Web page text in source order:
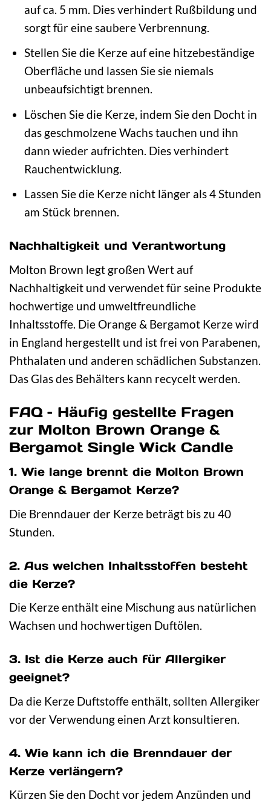
auf ca. 5 mm. Dies verhindert Rußbildung und
sorgt für eine saubere Verbrennung.
Stellen Sie die Kerze auf eine hitzebeständige
Oberfläche und lassen Sie sie niemals
unbeaufsichtigt brennen.
Löschen Sie die Kerze, indem Sie den Docht in
das geschmolzene Wachs tauchen und ihn
dann wieder aufrichten. Dies verhindert
Rauchentwicklung.
Lassen Sie die Kerze nicht länger als 4 Stunden
am Stück brennen.
Nachhaltigkeit und Verantwortung
Molton Brown legt großen Wert auf
Nachhaltigkeit und verwendet für seine Produkte
hochwertige und umweltfreundliche
Inhaltsstoffe. Die Orange & Bergamot Kerze wird
in England hergestellt und ist frei von Parabenen,
Phthalaten und anderen schädlichen Substanzen.
Das Glas des Behälters kann recycelt werden.
FAQ – Häufig gestellte Fragen
zur Molton Brown Orange &
Bergamot Single Wick Candle
1. Wie lange brennt die Molton Brown
Orange & Bergamot Kerze?
Die Brenndauer der Kerze beträgt bis zu 40
Stunden.
2. Aus welchen Inhaltsstoffen besteht
die Kerze?
Die Kerze enthält eine Mischung aus natürlichen
Wachsen und hochwertigen Duftölen.
3. Ist die Kerze auch für Allergiker
geeignet?
Da die Kerze Duftstoffe enthält, sollten Allergiker
vor der Verwendung einen Arzt konsultieren.
4. Wie kann ich die Brenndauer der
Kerze verlängern?
Kürzen Sie den Docht vor jedem Anzünden und